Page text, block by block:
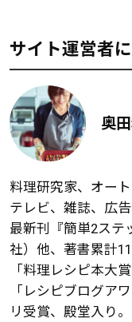
サイト運営者
奥
料理研究家、オー
テレビ、雑誌、広
最新刊『簡単2ステ
社）他、著書累計
「料理レシピ本大
「レシピブログア
リ受賞、殿堂入り。